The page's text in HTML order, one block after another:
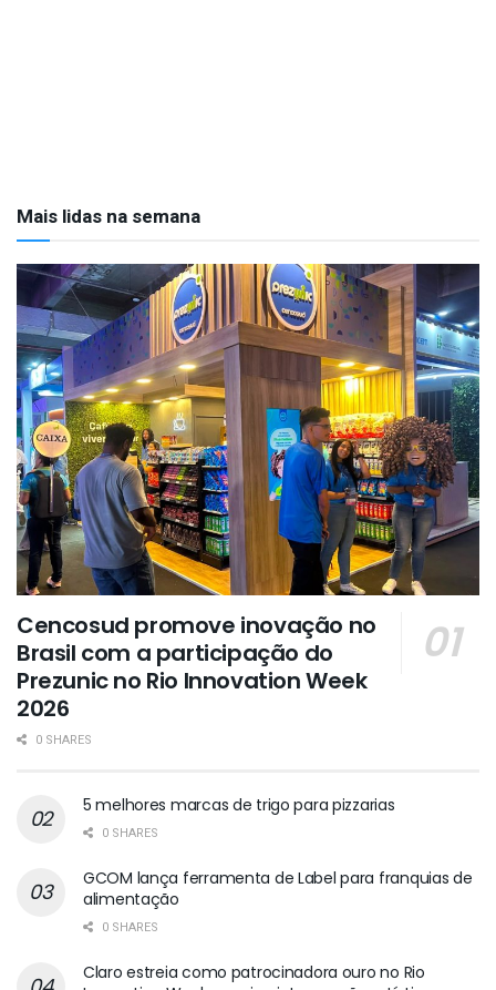
Mais lidas na semana
Cencosud promove inovação no
Brasil com a participação do
Prezunic no Rio Innovation Week
2026
0 SHARES
5 melhores marcas de trigo para pizzarias
0 SHARES
GCOM lança ferramenta de Label para franquias de
alimentação
0 SHARES
Claro estreia como patrocinadora ouro no Rio